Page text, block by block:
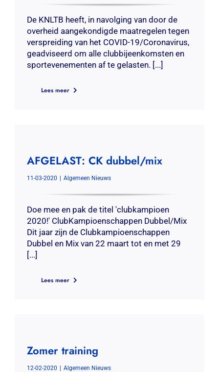
De KNLTB heeft, in navolging van door de
overheid aangekondigde maatregelen tegen
verspreiding van het COVID-19/Coronavirus,
geadviseerd om alle clubbijeenkomsten en
sportevenementen af te gelasten. [...]
Lees meer
AFGELAST: CK dubbel/mix
11-03-2020 | Algemeen Nieuws
Doe mee en pak de titel 'clubkampioen
2020!' ClubKampioenschappen Dubbel/Mix
Dit jaar zijn de Clubkampioenschappen
Dubbel en Mix van 22 maart tot en met 29
[...]
Lees meer
Zomer training
12-02-2020 | Algemeen Nieuws